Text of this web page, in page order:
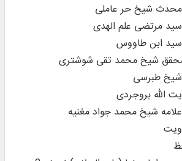
محدث شیخ حر عاملی
مرتضی علم الهدی
سید ابن طاووس
شیخ محمد تقی شوشتری
شیخ طبرسی
الله بروجردی
شیخ محمد جواد مغنیه